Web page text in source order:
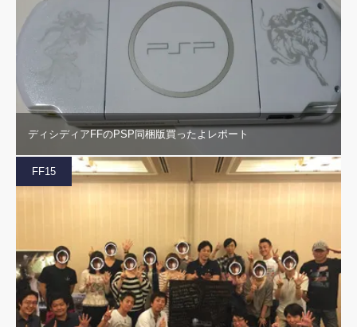
ディシディアFFのPSP同梱版買ったよレポート
FF15